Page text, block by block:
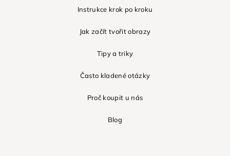
Instrukce krok po kroku
Jak začít tvořit obrazy
Tipy a triky
Často kladené otázky
Proč koupit u nás
Blog